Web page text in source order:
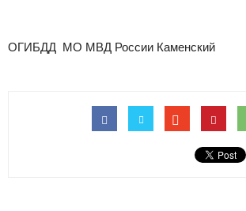
ОГИБДД МО МВД России Каменский